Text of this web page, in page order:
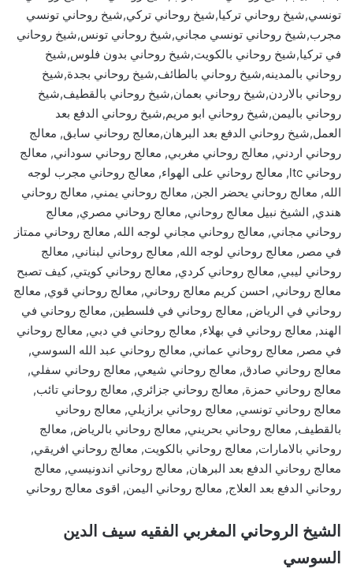
تونسي,شيخ روحاني تركيا,شيخ روحاني تركي,شيخ روحاني تونسي
مجرب,شيخ روحاني تونسي مجاني,شيخ روحاني تونس,شيخ روحاني
في تركيا,شيخ روحاني بالكويت,شيخ روحاني بدون فلوس,شيخ
روحاني بالمدينه,شيخ روحاني بالطائف,شيخ روحاني بجدة,شيخ
روحاني بالاردن,شيخ روحاني بعمان,شيخ روحاني بالقطيف,شيخ
روحاني باليمن,شيخ روحاني ابو مريم,شيخ روحاني الدفع بعد
العمل,شيخ روحاني الدفع بعد البرهان,معالج روحاني سابق, معالج
روحاني اردني, معالج روحاني مغربي, معالج روحاني سوداني, معالج
روحاني ltc, معالج روحاني على الهواء, معالج روحاني مجرب لوجه
الله, معالج روحاني يحضر الجن, معالج روحاني يمني, معالج روحاني
هندي, الشيخ نبيل معالج روحاني, معالج روحاني مصري, معالج
روحاني مجاني, معالج روحاني مجاني لوجه الله, معالج روحاني ممتاز
في مصر, معالج روحاني لوجه الله, معالج روحاني لبناني, معالج
روحاني ليبي, معالج روحاني كردي, معالج روحاني كويتي, كيف تصبح
معالج روحاني, احسن كريم معالج روحاني, معالج روحاني قوي, معالج
روحاني في الرياض, معالج روحاني في فلسطين, معالج روحاني في
الهند, معالج روحاني في بهلاء, معالج روحاني في دبي, معالج روحاني
في مصر, معالج روحاني عماني, معالج روحاني عبد الله السوسي,
معالج روحاني صادق, معالج روحاني شيعي, معالج روحاني سفلي,
معالج روحاني حمزة, معالج روحاني جزائري, معالج روحاني تائب,
معالج روحاني تونسي, معالج روحاني برازيلي, معالج روحاني
بالقطيف, معالج روحاني بحريني, معالج روحاني بالرياض, معالج
روحاني بالامارات, معالج روحاني بالكويت, معالج روحاني افريقي,
معالج روحاني الدفع بعد البرهان, معالج روحاني اندونيسي, معالج
روحاني الدفع بعد العلاج, معالج روحاني اليمن, اقوى معالج روحاني
الشيخ الروحاني المغربي الفقيه سيف الدين
السوسي